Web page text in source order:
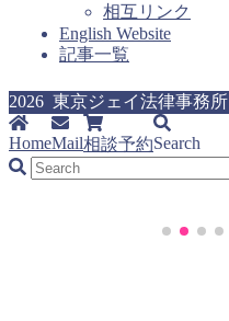
相互リンク
English Website
記事一覧
2026 東京ジェイ法律事務所
HomeMail相談予約Search